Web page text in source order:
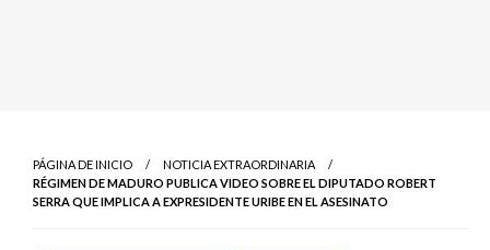
PÁGINA DE INICIO
NOTICIA EXTRAORDINARIA
RÉGIMEN DE MADURO PUBLICA VIDEO SOBRE EL DIPUTADO ROBERT
SERRA QUE IMPLICA A EXPRESIDENTE URIBE EN EL ASESINATO